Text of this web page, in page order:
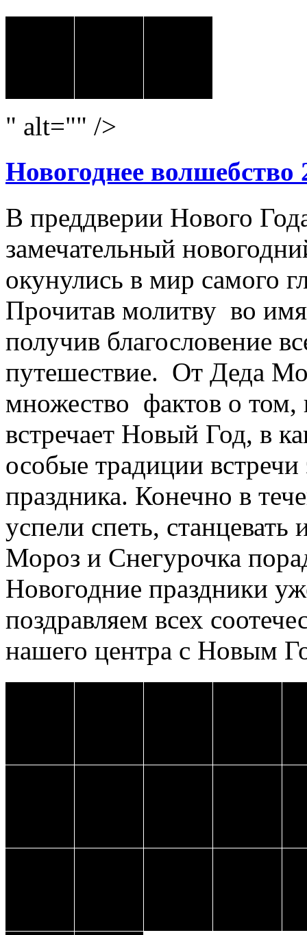
" alt="" />
Новогоднее волшебство
В преддверии Нового
замечательный
окунулись в мир самого
Прочитав молитву во
получив благословение
путешествие. От Деда
множество фактов о
встречает Новый Год, в
особые традиции встречи
праздника. Конечно в
успели спеть, станцевать
Мороз и Снегурочка
Новогодние праздники
поздравляем всех
нашего центра с Новым